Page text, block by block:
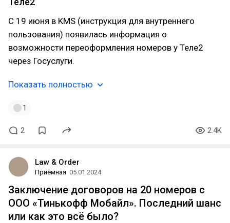
С 19 июня в KMS (инструкция для внутреннего
пользования) появилась информация о
возможности переоформления номеров у Теле2
через Госуслуги.
Показать полностью
1
2 2.4K
Law & Order
Приёмная 05.01.2024
Заключение договоров на 20 номеров с
ООО «Тинькофф Мобайл». Последний шанс
или как это всё было?